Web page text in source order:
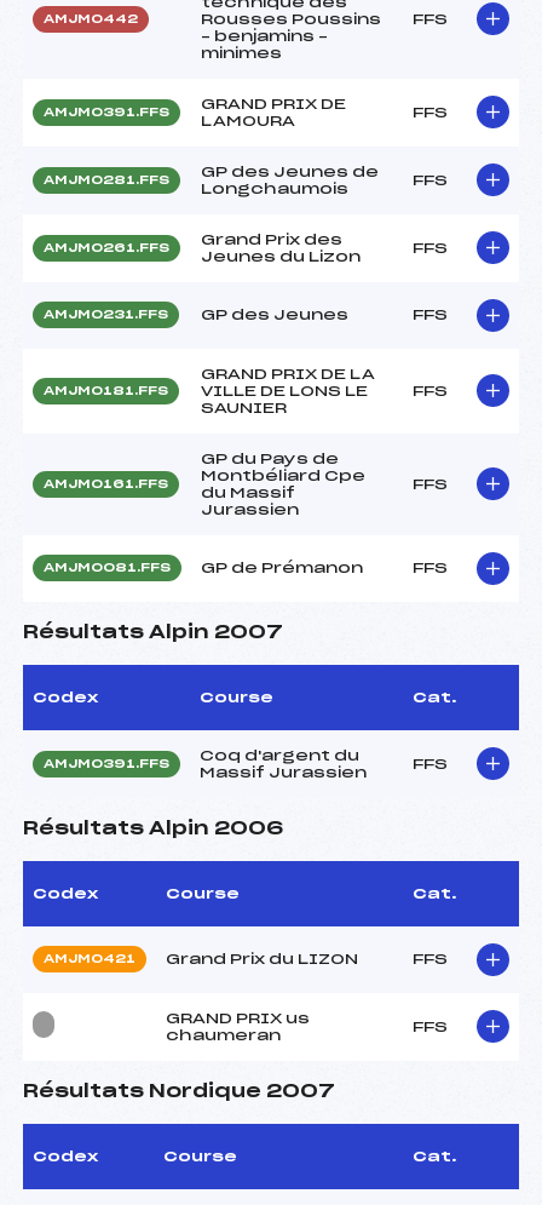
AMJM0442
Rousses Poussins
– benjamins –
minimes
FFS
AMJM0391.FFS
GRAND PRIX DE
LAMOURA
FFS
AMJM0281.FFS
GP des Jeunes de
Longchaumois
FFS
AMJM0261.FFS
Grand Prix des
Jeunes du Lizon
FFS
AMJM0231.FFS GP des Jeunes FFS
AMJM0181.FFS
GRAND PRIX DE LA
VILLE DE LONS LE
SAUNIER
FFS
AMJM0161.FFS
GP du Pays de
Montbéliard Cpe
du Massif
Jurassien
FFS
AMJM0081.FFS GP de Prémanon FFS
Résultats Alpin 2007
Codex Course Cat.
AMJM0391.FFS
Coq d'argent du
Massif Jurassien
FFS
Résultats Alpin 2006
Codex Course Cat.
AMJM0421 Grand Prix du LIZON FFS
GRAND PRIX us
chaumeran
FFS
Résultats Nordique 2007
Codex Course Cat.